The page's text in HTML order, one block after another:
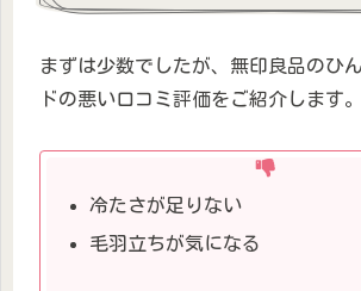
まずは少数でしたが、無印良品のひ
ドの悪い口コミ評価をご紹介します。
冷たさが足りない
毛羽立ちが気になる